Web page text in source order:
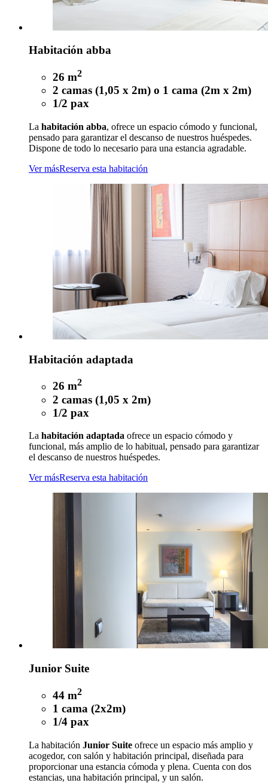
Habitación abba
26 m2
2 camas (1,05 x 2m) o 1 cama (2m x 2m)
1/2 pax
La habitación abba, ofrece un espacio cómodo y funcional,
pensado para garantizar el descanso de nuestros huéspedes.
Dispone de todo lo necesario para una estancia agradable.
Ver másReserva esta habitación
Habitación adaptada
26 m2
2 camas (1,05 x 2m)
1/2 pax
La habitación adaptada ofrece un espacio cómodo y
funcional, más amplio de lo habitual, pensado para garantizar
el descanso de nuestros huéspedes.
Ver másReserva esta habitación
Junior Suite
44 m2
1 cama (2x2m)
1/4 pax
La habitación Junior Suite ofrece un espacio más amplio y
acogedor, con salón y habitación principal, diseñada para
proporcionar una estancia cómoda y plena. Cuenta con dos
estancias, una habitación principal, y un salón.